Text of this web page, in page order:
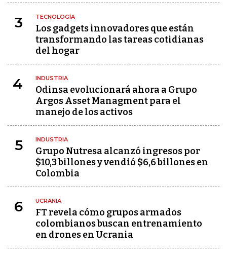
3 TECNOLOGÍA
Los gadgets innovadores que están
transformando las tareas cotidianas
del hogar
4 INDUSTRIA
Odinsa evolucionará ahora a Grupo
Argos Asset Managment para el
manejo de los activos
5 INDUSTRIA
Grupo Nutresa alcanzó ingresos por
$10,3 billones y vendió $6,6 billones en
Colombia
6 UCRANIA
FT revela cómo grupos armados
colombianos buscan entrenamiento
en drones en Ucrania